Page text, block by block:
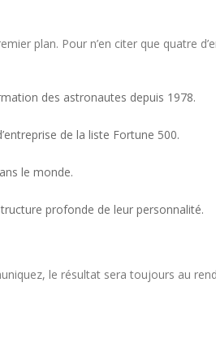
plan. Pour n’en citer que quatre
des astronautes depuis 1978.
de la liste Fortune 500.
le monde.
profonde de leur personnalité.
le résultat sera toujours au